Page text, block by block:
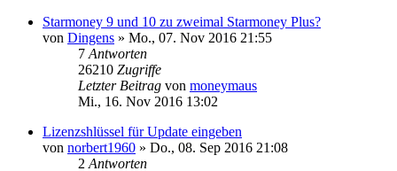
Starmoney 9 und 10 zu zweimal Starmoney Plus?
von Dingens » Mo., 07. Nov 2016 21:55
7 Antworten
26210 Zugriffe
Letzter Beitrag von moneymaus
Mi., 16. Nov 2016 13:02
Lizenzshlüssel für Update eingeben
von norbert1960 » Do., 08. Sep 2016 21:08
2 Antworten